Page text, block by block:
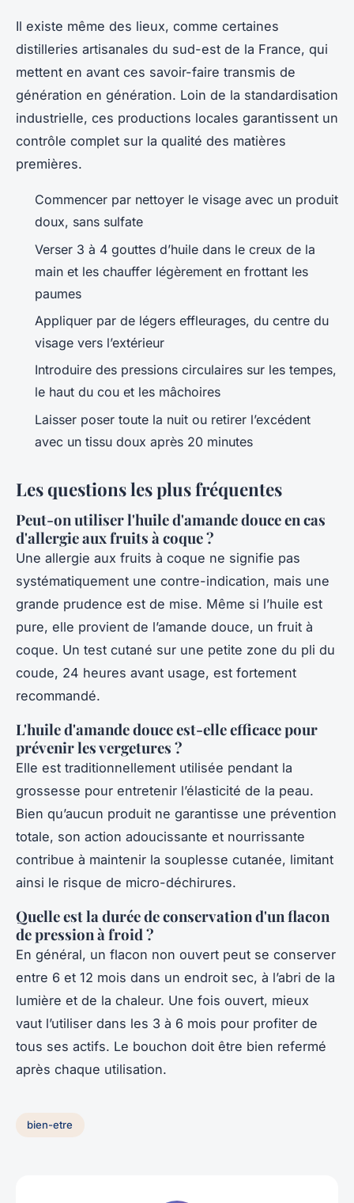
Il existe même des lieux, comme certaines
distilleries artisanales du sud-est de la France, qui
mettent en avant ces savoir-faire transmis de
génération en génération. Loin de la standardisation
industrielle, ces productions locales garantissent un
contrôle complet sur la qualité des matières
premières.
Commencer par nettoyer le visage avec un produit
doux, sans sulfate
Verser 3 à 4 gouttes d’huile dans le creux de la
main et les chauffer légèrement en frottant les
paumes
Appliquer par de légers effleurages, du centre du
visage vers l’extérieur
Introduire des pressions circulaires sur les tempes,
le haut du cou et les mâchoires
Laisser poser toute la nuit ou retirer l’excédent
avec un tissu doux après 20 minutes
Les questions les plus fréquentes
Peut-on utiliser l'huile d'amande douce en cas
d'allergie aux fruits à coque ?
Une allergie aux fruits à coque ne signifie pas
systématiquement une contre-indication, mais une
grande prudence est de mise. Même si l’huile est
pure, elle provient de l’amande douce, un fruit à
coque. Un test cutané sur une petite zone du pli du
coude, 24 heures avant usage, est fortement
recommandé.
L'huile d'amande douce est-elle efficace pour
prévenir les vergetures ?
Elle est traditionnellement utilisée pendant la
grossesse pour entretenir l’élasticité de la peau.
Bien qu’aucun produit ne garantisse une prévention
totale, son action adoucissante et nourrissante
contribue à maintenir la souplesse cutanée, limitant
ainsi le risque de micro-déchirures.
Quelle est la durée de conservation d'un flacon
de pression à froid ?
En général, un flacon non ouvert peut se conserver
entre 6 et 12 mois dans un endroit sec, à l’abri de la
lumière et de la chaleur. Une fois ouvert, mieux
vaut l’utiliser dans les 3 à 6 mois pour profiter de
tous ses actifs. Le bouchon doit être bien refermé
après chaque utilisation.
bien-etre